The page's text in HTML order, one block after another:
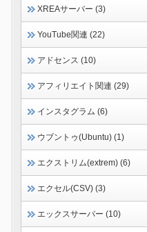
XREAサーバー (3)
YouTube関連 (22)
アドセンス (10)
アフィリエイト関連 (29)
インスタグラム (6)
ウブントゥ(Ubuntu) (1)
エクストリム(extrem) (6)
エクセル(CSV) (3)
エックスサーバー (10)